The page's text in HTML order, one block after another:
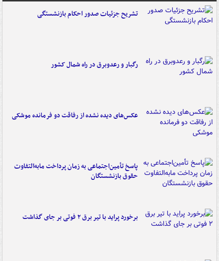
تشریح جزئیات صدور احکام بازنشستگی
رگبار و رعدوبرق در راه شمال کشور
عکس‌های دیده نشده از رفاقت دو فرمانده‌ موشکی
پاسخ تأمین‌اجتماعی به زمان پرداخت مابه‌التفاوت
حقوق بازنشستگان
برخورد پراید با تیر برق ۲ فوتی بر جای گذاشت